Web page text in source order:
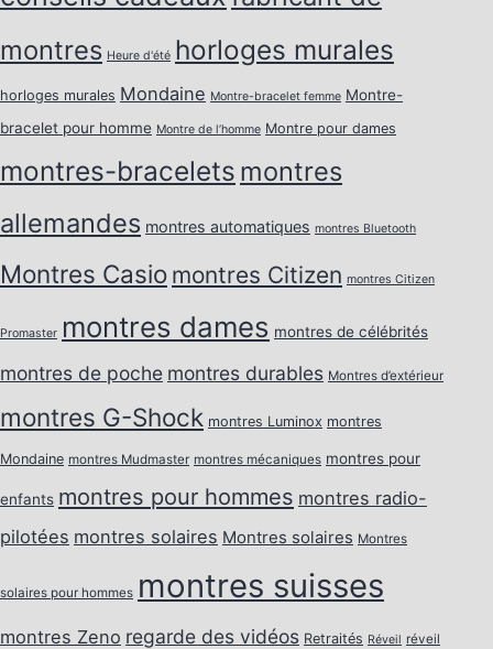
montres Heure d'été horloges murales
horloges murales Mondaine Montre-bracelet femme Montre-
bracelet pour homme Montre de l’homme Montre pour dames
montres-bracelets montres
allemandes montres automatiques montres Bluetooth
Montres Casio montres Citizen montres Citizen
Promaster montres dames montres de célébrités
montres de poche montres durables Montres d’extérieur
montres G-Shock montres Luminox montres
Mondaine montres Mudmaster montres mécaniques montres pour
enfants montres pour hommes montres radio-
pilotées montres solaires Montres solaires Montres
solaires pour hommes montres suisses
montres Zeno regarde des vidéos Retraités Réveil réveil